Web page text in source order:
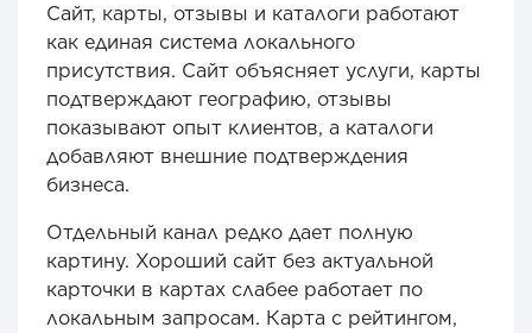
Сайт, карты, отзывы и каталоги работают
как единая система локального
присутствия. Сайт объясняет услуги, карты
подтверждают географию, отзывы
показывают опыт клиентов, а каталоги
добавляют внешние подтверждения
бизнеса.
Отдельный канал редко дает полную
картину. Хороший сайт без актуальной
карточки в картах слабее работает по
локальным запросам. Карта с рейтингом,